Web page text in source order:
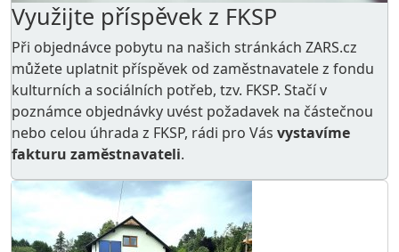
Využijte příspěvek z FKSP
Při objednávce pobytu na našich stránkách ZARS.cz
můžete uplatnit příspěvek od zaměstnavatele z fondu
kulturních a sociálních potřeb, tzv. FKSP. Stačí v
poznámce objednávky uvést požadavek na částečnou
nebo celou úhrada z FKSP, rádi pro Vás vystavíme
fakturu zaměstnavateli.